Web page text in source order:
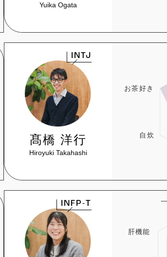
Yuika Ogata
INTJ
髙橋 洋行
Hiroyuki Takahashi
INFP-T